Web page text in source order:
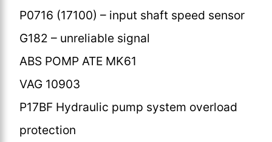
P0716 (17100) – input shaft speed sensor
G182 – unreliable signal
ABS POMP ATE MK61
VAG 10903
P17BF Hydraulic pump system overload
protection